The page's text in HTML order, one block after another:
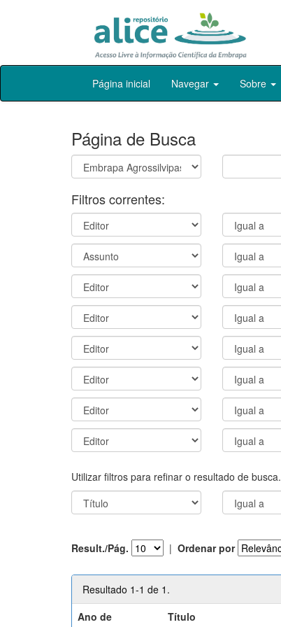
Skip
Página inicial Navegar Sobre
Página de Busca
Filtros correntes:
Utilizar filtros para refinar o resultado de busca.
Result./Pág. | Ordenar por
Resultado 1-1 de 1.
Ano de
Título